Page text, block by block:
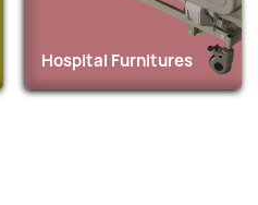
Hospital Furnitures